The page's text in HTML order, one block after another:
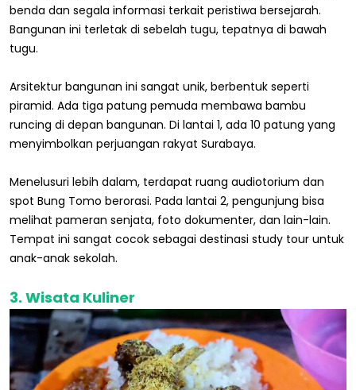
benda dan segala informasi terkait peristiwa bersejarah.
Bangunan ini terletak di sebelah tugu, tepatnya di bawah
tugu.
Arsitektur bangunan ini sangat unik, berbentuk seperti
piramid. Ada tiga patung pemuda membawa bambu
runcing di depan bangunan. Di lantai 1, ada 10 patung yang
menyimbolkan perjuangan rakyat Surabaya.
Menelusuri lebih dalam, terdapat ruang audiotorium dan
spot Bung Tomo berorasi. Pada lantai 2, pengunjung bisa
melihat pameran senjata, foto dokumenter, dan lain-lain.
Tempat ini sangat cocok sebagai destinasi study tour untuk
anak-anak sekolah.
3. Wisata Kuliner